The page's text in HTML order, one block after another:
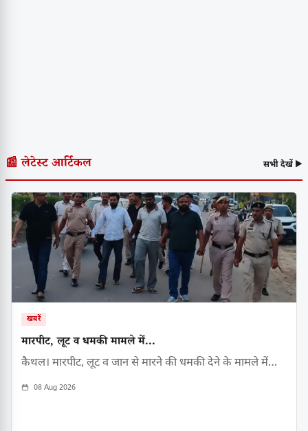
📰 लेटेस्ट आर्टिकल सभी देखें ▶
खबरें
मारपीट, लूट व धमकी मामले में...
कैथल। मारपीट, लूट व जान से मारने की धमकी देने के मामले में…
08 Aug 2026